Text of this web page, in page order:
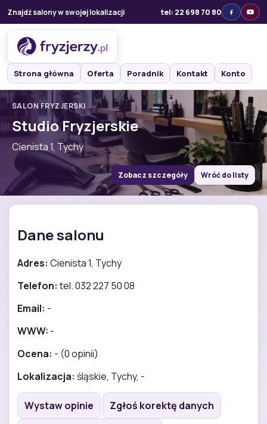
Znajdź salony w swojej lokalizacji tel: 22 698 70 80
Strona główna Oferta Poradnik Kontakt Konto
SALON FRYZJERSKI
Studio Fryzjerskie
Cienista 1, Tychy
Zobacz szczegóły Wróć do listy
Dane salonu
Adres: Cienista 1, Tychy
Telefon: tel. 032 227 50 08
Email: -
WWW: -
Ocena: - (0 opinii)
Lokalizacja: śląskie, Tychy, -
Wystaw opinie
Zgłoś korektę danych